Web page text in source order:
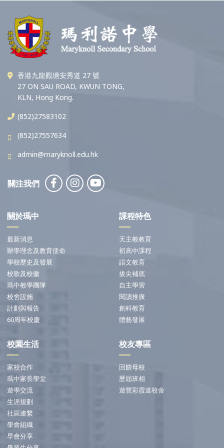
香港九龍觀塘安秀道 27 號
27 ON SAU ROAD, KWUN TONG,
KLN, Hong Kong.
(852)27583102
(852)27557634
admin@maryknoll.edu.hk
關注我們
關於瑪中
最新消息
辦學理念及教育使命
學校歷史及發展
校歌及校徽
瑪中教學團隊
校舍設施
計劃與報告
60周年校慶
課程特色
天主教教育
初高中課程
語文教育
拔尖補底
自主學習
閱讀推廣
創科教育
體藝發展
校園生活
家校合作
瑪中家長學堂
遊學交流
生涯規劃
社區連繫
學會組織
早會分享
校友專區
回饋母校
歷屆班相
遊覽彩霞道校舍